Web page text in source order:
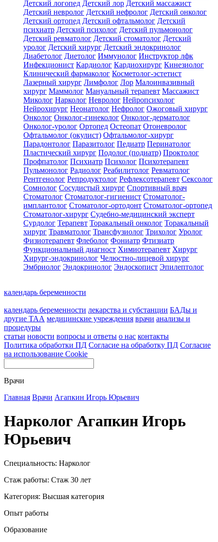
Детский логопед Детский лор Детский массажист
Детский невролог Детский нефролог Детский онколог
Детский ортопед Детский офтальмолог Детский
психиатр Детский психолог Детский пульмонолог
Детский ревматолог Детский стоматолог Детский
уролог Детский хирург Детский эндокринолог
Диабетолог Диетолог Иммунолог Инструктор лфк
Инфекционист Кардиолог Кардиохирург Кинезиолог
Клинический фармаколог Косметолог-эстетист
Лазерный хирург Лимфолог Лор Малоинвазивный
хирург Маммолог Мануальный терапевт Массажист
Миколог Нарколог Невролог Нейропсихолог
Нейрохирург Неонатолог Нефролог Ожоговый хирург
Онколог Онколог-гинеколог Онколог-дерматолог
Онколог-уролог Ортопед Остеопат Отоневролог
Офтальмолог (окулист) Офтальмолог-хирург
Парадонтолог Паразитолог Педиатр Перинатолог
Пластический хирург Подолог (подиатр) Проктолог
Профпатолог Психиатр Психолог Психотерапевт
Пульмонолог Радиолог Реабилитолог Ревматолог
Рентгенолог Репродуктолог Рефлексотерапевт Сексолог
Сомнолог Сосудистый хирург Спортивный врач
Стоматолог Стоматолог-гигиенист Стоматолог-
имплантолог Стоматолог-ортодонт Стоматолог-ортопед
Стоматолог-хирург Судебно-медицинский эксперт
Сурдолог Терапевт Торакальный онколог Торакальный
хирург Травматолог Трансфузиолог Трихолог Уролог
Физиотерапевт Флеболог Фониатр Фтизиатр
Функциональный диагност Химиотерапевт Хирург
Хирург-эндокринолог Челюстно-лицевой хирург
Эмбриолог Эндокринолог Эндоскопист Эпилептолог
календарь беременности
календарь беременности лекарства и субстанции БАДы и
другие ТАА медицинские учреждения врачи анализы и
процедуры
статьи новости вопросы и ответы о нас контакты
Политика обработки ПД Согласие на обработку ПД Согласие
на использование Cookie
Врачи
Главная Врачи Агапкин Игорь Юрьевич
Нарколог Агапкин Игорь
Юрьевич
Специальность: Нарколог
Стаж работы: Стаж 30 лет
Категория: Высшая категория
Опыт работы
Образование